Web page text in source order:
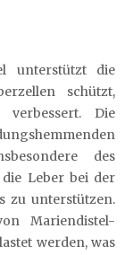
unterstützt die
schützt,
Die
des
Leber bei der
zu unterstützen.
Mariendistel-
werden, was